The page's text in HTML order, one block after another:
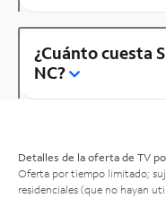
¿Cuánto cuesta
NC?
Detalles de la oferta de TV
Oferta por tiempo limitado;
residenciales (que no hayan